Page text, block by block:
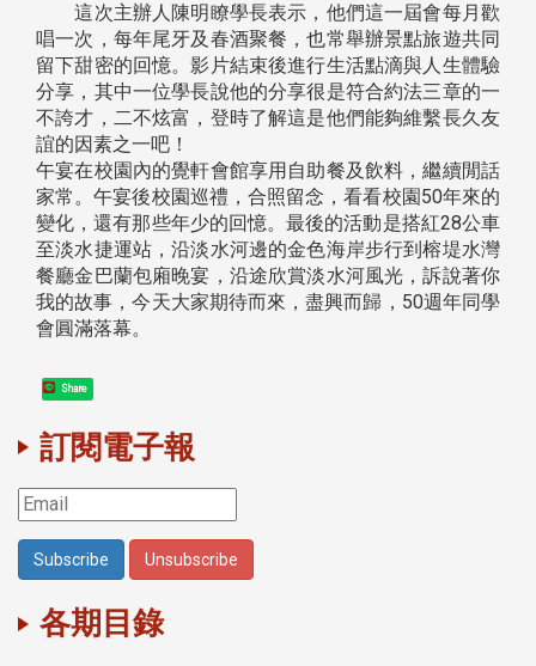
這次主辦人陳明瞭學長表示，他們這一屆會每月歡
唱一次，每年尾牙及春酒聚餐，也常舉辦景點旅遊共同
留下甜密的回憶。影片結束後進行生活點滴與人生體驗
分享，其中一位學長說他的分享很是符合約法三章的一
不誇才，二不炫富，登時了解這是他們能夠維繫長久友
誼的因素之一吧！
午宴在校園內的覺軒會館享用自助餐及飲料，繼續閒話
家常。午宴後校園巡禮，合照留念，看看校園50年來的
變化，還有那些年少的回憶。最後的活動是搭紅28公車
至淡水捷運站，沿淡水河邊的金色海岸步行到榕堤水灣
餐廳金巴蘭包廂晚宴，沿途欣賞淡水河風光，訴說著你
我的故事，今天大家期待而來，盡興而歸，50週年同學
會圓滿落幕。
Share
訂閱電子報
各期目錄